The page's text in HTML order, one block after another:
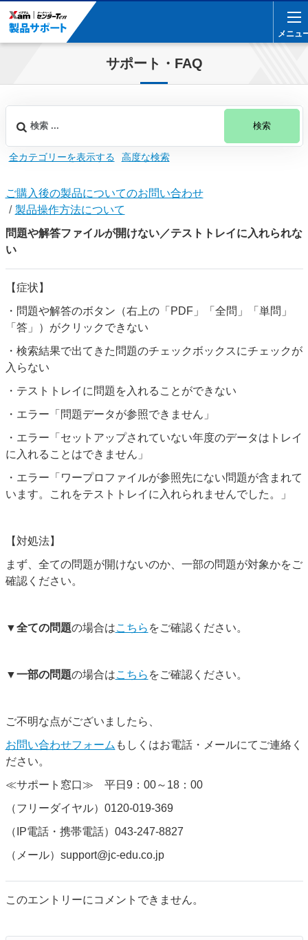
メニュ
メニュ
サポート・FAQ
検索
全カテゴリーを表示する 高度な検索
ご購入後の製品についてのお問い合わせ
製品操作方法について
問題や解答ファイルが開けない／テストトレイに入れられな
い
【症状】
・問題や解答のボタン（右上の「PDF」「全問」「単問」
「答」）がクリックできない
・検索結果で出てきた問題のチェックボックスにチェックが
入らない
・テストトレイに問題を入れることができない
・エラー「問題データが参照できません」
・エラー「セットアップされていない年度のデータはトレイ
に入れることはできません」
・エラー「ワープロファイルが参照先にない問題が含まれて
います。これをテストトレイに入れられませんでした。」
【対処法】
まず、全ての問題が開けないのか、一部の問題が対象かをご
確認ください。
▼全ての問題の場合はこちら をご確認ください。
▼一部の問題の場合はこちら をご確認ください。
ご不明な点がございましたら、
お問い合わせフォーム もしくはお電話・メールにてご連絡く
ださい。
≪サポート窓口≫ 平日9：00～18：00
（フリーダイヤル）0120-019-369
（IP電話・携帯電話）043-247-8827
（メール）support@jc-edu.co.jp
このエントリーにコメントできません。